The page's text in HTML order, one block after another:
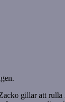
gillar att